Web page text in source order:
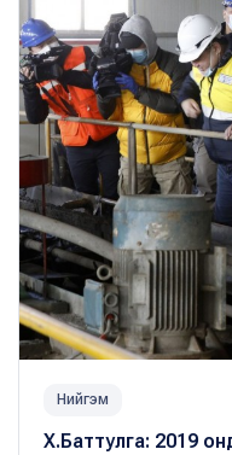
Нийгэм
Х.Баттулга: 2019